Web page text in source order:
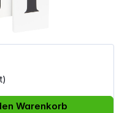
Warenkorb